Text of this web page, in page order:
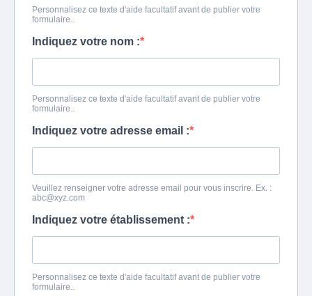
Personnalisez ce texte d'aide facultatif avant de publier votre
formulaire..
Indiquez votre nom :
Personnalisez ce texte d'aide facultatif avant de publier votre
formulaire..
Indiquez votre adresse email :
Veuillez renseigner votre adresse email pour vous inscrire. Ex. :
abc@xyz.com
Indiquez votre établissement :
Personnalisez ce texte d'aide facultatif avant de publier votre
formulaire..